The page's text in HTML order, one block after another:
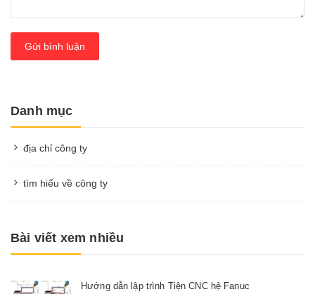
Gửi bình luận
Danh mục
địa chỉ công ty
tìm hiểu về công ty
Bài viết xem nhiều
Hướng dẫn lập trình Tiện CNC hệ Fanuc